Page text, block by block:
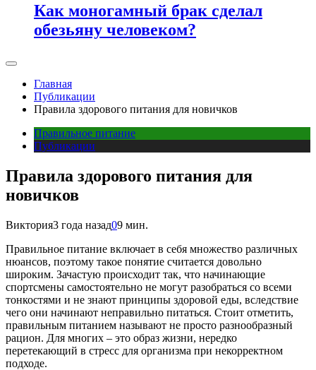
Как моногамный брак сделал
обезьяну человеком?
Главная
Публикации
Правила здорового питания для новичков
Правильное питание
Публикации
Правила здорового питания для
новичков
Виктория3 года назад09 мин.
Правильное питание включает в себя множество различных
нюансов, поэтому такое понятие считается довольно
широким. Зачастую происходит так, что начинающие
спортсмены самостоятельно не могут разобраться со всеми
тонкостями и не знают принципы здоровой еды, вследствие
чего они начинают неправильно питаться. Стоит отметить,
правильным питанием называют не просто разнообразный
рацион. Для многих – это образ жизни, нередко
перетекающий в стресс для организма при некорректном
подходе.